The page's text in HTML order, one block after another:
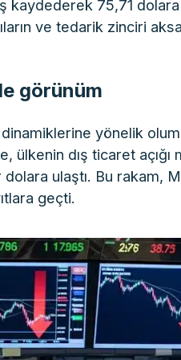
kaydederek 75,71 dolara
ve tedarik zinciri
görünüm
yönelik
dış ticaret açığı
ulaştı. Bu rakam,
geçti.